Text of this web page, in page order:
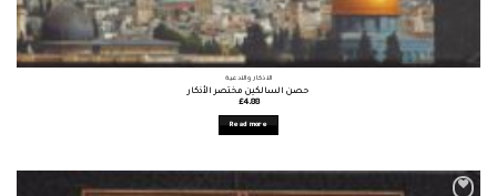
الأذكار والأدعية
حصن السالكين مختصر الأذكار
£4.88
Read more